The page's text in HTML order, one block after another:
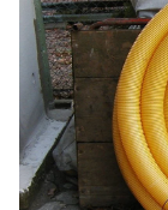
Ratgebers ist